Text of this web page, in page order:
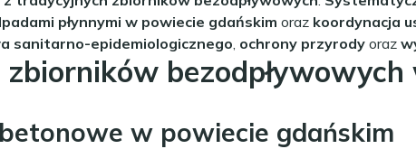
płynnymi w powiecie gdańskim oraz koordynacja
sanitarno-epidemiologicznego ochrony przyrody oraz
zbiorników
w powiecie gdańskim